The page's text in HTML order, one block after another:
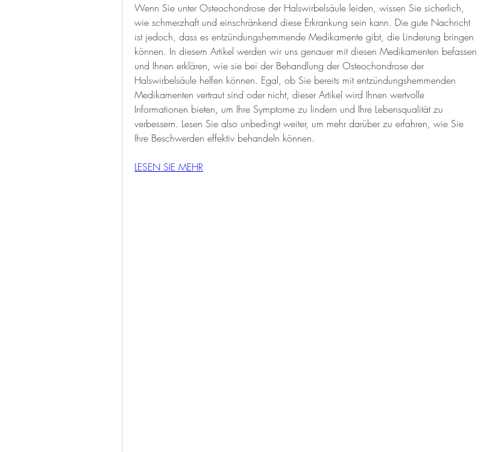
Wenn Sie unter Osteochondrose der Halswirbelsäule leiden, wissen Sie sicherlich,
wie schmerzhaft und einschränkend diese Erkrankung sein kann. Die gute Nachricht
ist jedoch, dass es entzündungshemmende Medikamente gibt, die Linderung bringen
können. In diesem Artikel werden wir uns genauer mit diesen Medikamenten befassen
und Ihnen erklären, wie sie bei der Behandlung der Osteochondrose der
Halswirbelsäule helfen können. Egal, ob Sie bereits mit entzündungshemmenden
Medikamenten vertraut sind oder nicht, dieser Artikel wird Ihnen wertvolle
Informationen bieten, um Ihre Symptome zu lindern und Ihre Lebensqualität zu
verbessern. Lesen Sie also unbedingt weiter, um mehr darüber zu erfahren, wie Sie
Ihre Beschwerden effektiv behandeln können.
LESEN SIE MEHR